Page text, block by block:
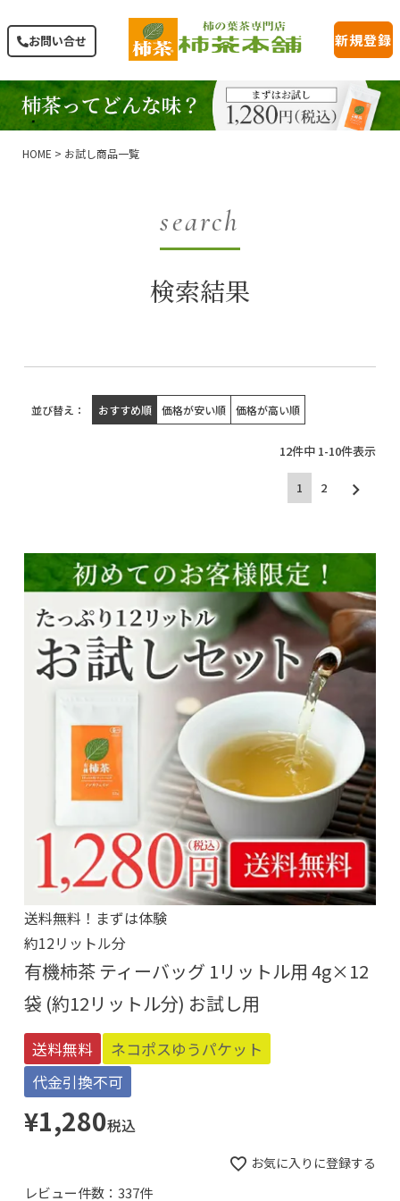
お問い合せ 新規登録
HOME お試し商品一覧
search
検索結果
並び替え おすすめ順 価格が安い順 価格が高い順
12件中 1-10件表示
1 2
送料無料！まずは体験
約12リットル分
有機柿茶 ティーバッグ 1リットル用 4g×12
袋 (約12リットル分) お試し用
送料無料
ネコポスゆうパケット
代金引換不可
¥1,280税込
お気に入りに登録する
レビュー件数：337件